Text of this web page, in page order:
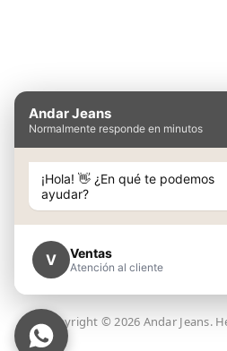
INFORMACIÓN
Preguntas
NOSOTROS
Conocé Andar
Política de
Ver colección
NEW IN
Lookbook
Copyright ©2026 Andar Jeans.
Andar Jeans
Normalmente responde en minutos
¡Hola! 👋 ¿En qué te podemos
ayudar?
V Ventas
Atención al cliente